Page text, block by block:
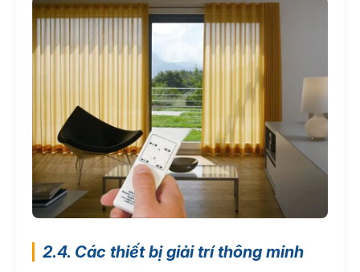
2.4. Các thiết bị giải trí thông minh